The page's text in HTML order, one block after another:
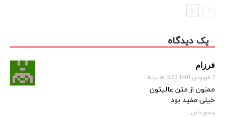
یک دیدگاه
فرزام
7 فروردین 1401 at 2:53 ب.ظ
ممنون از متن عالیتون
خیلی مفید بود
پاسخ دادن